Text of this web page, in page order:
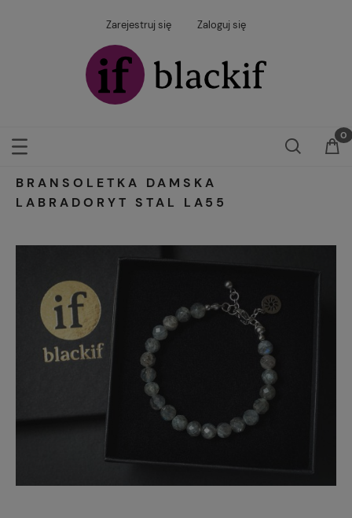
Zarejestruj się Zaloguj się
BRANSOLETKA DAMSKA
LABRADORYT STAL LA55